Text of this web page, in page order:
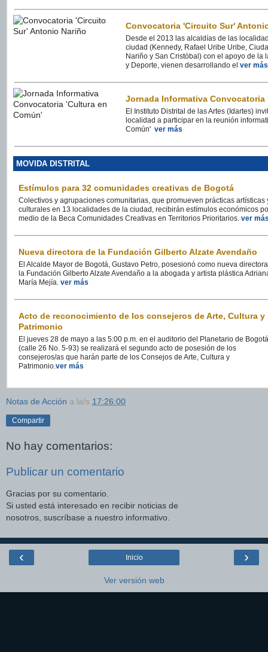
Convocatoria 'Circuito Sur'
Desde el 2013 las alcaldías de las
ciudad (Kennedy, Rafael Uribe Uribe,
Nariño y San Cristóbal) con el apoyo de la
y Deporte, vienen desarrollando el ver más
Jornada Informativa Convocatoria
El Instituto Distrital de las Artes (Idartes)
localidad a participar en la reunión
Común' ver más
MOVIDA DISTRITAL
Estímulos para 32 comunidades creativas de Bogotá
Colectivos y agrupaciones comunitarias, que promueven prácticas artísticas
culturales en 13 localidades de la ciudad, recibirán estímulos económicos
medio de la Beca Comunidades Creativas en Territorios Prioritarios. ver
Nueva directora de la Fundación Gilberto Alzate Avendaño
El Alcalde Mayor de Bogotá, Gustavo Petro, posesionó como nueva
la Fundación Gilberto Alzate Avendaño a la abogada y artista plástica
María Mejía. ver más
Acto de reconocimiento de los consejeros de Arte, Cultura y
Patrimonio
El jueves 28 de mayo a las 5:00 p.m. en el auditorio del Planetario de Bogotá
(calle 26 No. 5-93) se realizará el segundo acto de posesión de los
consejeros/as que harán parte de los Consejos de Arte, Cultura y
Patrimonio.ver más
Notas de Acción a la/s 17:26:00
Compartir
No hay comentarios:
Publicar un comentario
Gracias por su comentario.
Si usted está interesado en recibir noticias de
nosotros, suscríbase a nuestro informativo.
‹ ›
Inicio
Ver versión web